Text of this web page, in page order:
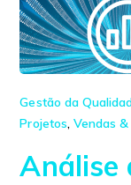
Gestão da
Projetos, Vendas
Análise